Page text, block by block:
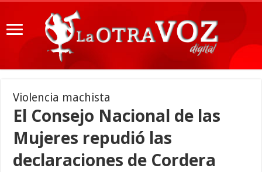
Violencia machista
El Consejo Nacional de las
Mujeres repudió las
declaraciones de Cordera